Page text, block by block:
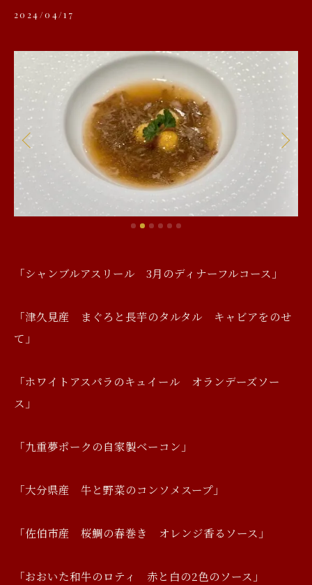
2024/04/17
「シャンブルアスリール 3月のディナーフルコース」
「津久見産 まぐろと長芋のタルタル キャビアをのせ
て」
「ホワイトアスパラのキュイール オランデーズソー
ス」
「九重夢ポークの自家製ベーコン」
「大分県産 牛と野菜のコンソメスープ」
「佐伯市産 桜鯛の春巻き オレンジ香るソース」
「おおいた和牛のロティ 赤と白の2色のソース」